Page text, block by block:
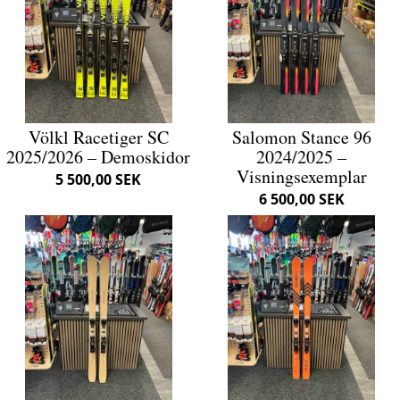
Völkl Racetiger SC
2025/2026 – Demoskidor
5 500,00 SEK
Salomon Stance 96
2024/2025 –
Visningsexemplar
6 500,00 SEK